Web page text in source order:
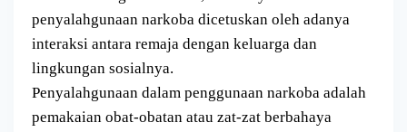
penyalahgunaan narkoba dicetuskan oleh adanya
interaksi antara remaja dengan keluarga dan
lingkungan sosialnya.
Penyalahgunaan dalam penggunaan narkoba adalah
pemakaian obat-obatan atau zat-zat berbahaya